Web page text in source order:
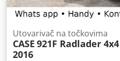
Utovarivač na točkovima
CASE 921F Radlader
2016